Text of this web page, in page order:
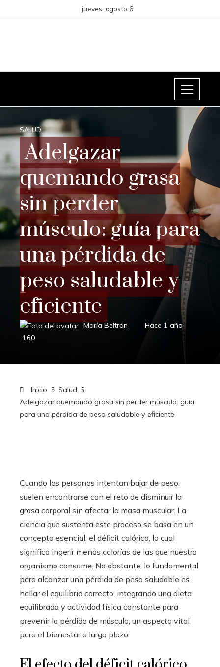
jueves, agosto 6
SALUD
Adelgazar
quemando grasa
sin perder
músculo: guía para
una pérdida de
peso saludable y
eficiente
María Beltrán
Hace 1 año
160
Inicio
Salud
Adelgazar quemando grasa sin perder músculo: guía
para una pérdida de peso saludable y eficiente
Cuando las personas intentan bajar de peso,
suelen encontrarse con el reto de disminuir la
grasa corporal sin afectar la masa muscular. La
ciencia que sustenta este proceso se basa en un
concepto esencial: el déficit calórico, lo cual
significa ingerir menos calorías de las que nuestro
organismo consume. No obstante, lo fundamental
para alcanzar una pérdida de peso saludable es
hallar el equilibrio correcto, integrando una dieta
equilibrada y actividad física constante para
prevenir la pérdida de músculo, un aspecto vital
para el bienestar a largo plazo.